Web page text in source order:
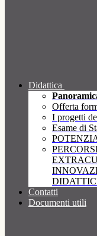
Didattica
Offerta
I progetti
Esame di
Contatti
Documenti utili